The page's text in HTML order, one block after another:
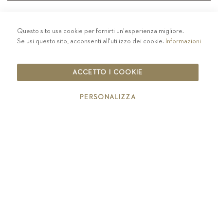
PRIVACY-COLOPHON - COOKIE POLICY
CODICE ETICO
IT00126670215
Questo sito usa cookie per fornirti un'esperienza migliore.
Se usi questo sito, acconsenti all'utilizzo dei cookie. Informazioni
ACCETTO I COOKIE
PERSONALIZZA